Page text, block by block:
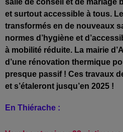
et surtout accessible à tous.
transformés en de nouveaux
normes d’hygiène et
à mobilité réduite. La mairie
d’une rénovation thermique
presque passif ! Ces travaux
et s’étaleront jusqu’en 2025 !
En Thiérache :